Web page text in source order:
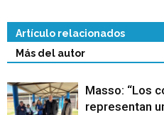
Artículo relacionados
Más del autor
Masso: “Los
representan